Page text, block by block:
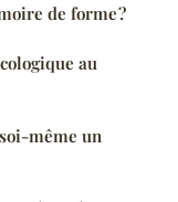
de forme ?
au
même un